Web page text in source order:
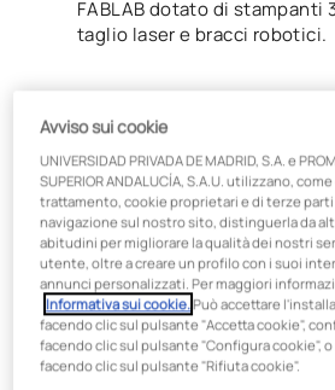
FABLAB dotato di stampanti
taglio laser e bracci robotici.
Cosa imparerai nel
universitario in
e Porti?
Avviso sui cookie
UNIVERSIDAD PRIVADA DE MADRID, S.A. e
SUPERIOR ANDALUCÍA, S.A.U. utilizzano,
trattamento, cookie proprietari e di terze
navigazione sul nostro sito, distinguerla da
abitudini per migliorare la qualità dei nostri
utente, oltre a creare un profilo con i suoi
annunci personalizzati. Per maggiori
Informativa sui cookie.Può accettare
facendo clic sul pulsante "Accetta cookie",
facendo clic sul pulsante "Configura cookie",
facendo clic sul pulsante "Rifiuta cookie".